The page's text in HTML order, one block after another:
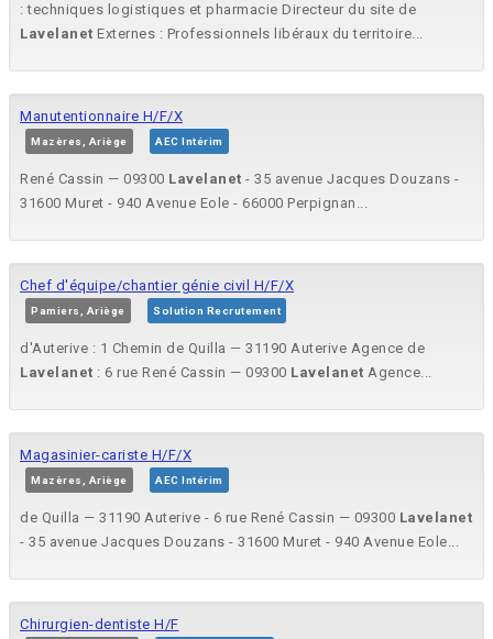
: techniques logistiques et pharmacie Directeur du site de
Lavelanet Externes : Professionnels libéraux du territoire...
Manutentionnaire H/F/X
Mazères, Ariège AEC Intérim
René Cassin — 09300 Lavelanet - 35 avenue Jacques Douzans -
31600 Muret - 940 Avenue Eole - 66000 Perpignan...
Chef d'équipe/chantier génie civil H/F/X
Pamiers, Ariège Solution Recrutement
d'Auterive : 1 Chemin de Quilla — 31190 Auterive Agence de
Lavelanet : 6 rue René Cassin — 09300 Lavelanet Agence...
Magasinier-cariste H/F/X
Mazères, Ariège AEC Intérim
de Quilla — 31190 Auterive - 6 rue René Cassin — 09300 Lavelanet
- 35 avenue Jacques Douzans - 31600 Muret - 940 Avenue Eole...
Chirurgien-dentiste H/F